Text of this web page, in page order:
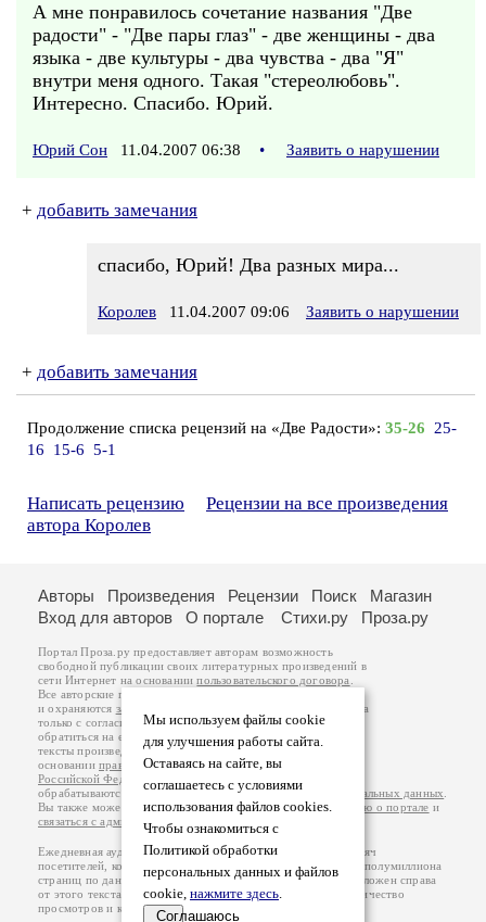
А мне понравилось сочетание названия "Две
радости" - "Две пары глаз" - две женщины - два
языка - две культуры - два чувства - два "Я"
внутри меня одного. Такая "стереолюбовь".
Интересно. Спасибо. Юрий.
Юрий Сон 11.04.2007 06:38 • Заявить о нарушении
+ добавить замечания
спасибо, Юрий! Два разных мира...
Королев 11.04.2007 09:06 Заявить о нарушении
+ добавить замечания
Продолжение списка рецензий на «Две Радости»: 35-26
25-
16
15-6 5-1
Написать рецензию
Рецензии на все произведения
автора Королев
Мы используем файлы cookie
для улучшения работы сайта.
Оставаясь на сайте, вы
соглашаетесь с условиями
использования файлов cookies.
Чтобы ознакомиться с
Политикой обработки
персональных данных и файлов
cookie, нажмите здесь.
Соглашаюсь
Авторы Произведения Рецензии Поиск
Магазин
Вход для авторов
О портале Стихи.ру Проза.ру
Портал Проза.ру предоставляет авторам возможность
свободной публикации своих литературных произведений в
сети Интернет на основаниипользовательского договора
Все авторские права на произведения принадлежат авторам
и охраняются законом
. Перепечатка произведений возможна
только с согласия его автора, к которому вы можете
обратиться на его авторской странице. Ответственность за
тексты произведений авторы несут самостоятельно на
основанииправил публикацииизаконодательства
Российской Федерации
обрабатываются на основанииПолитики обработки персональных данных
Вы также можете посмотреть более подробнуюинформацию о портале и
связаться с администрацией
Ежедневная аудитория портала Проза.ру – порядка 100 тысяч
посетителей, которые в общей сумме просматривают более полумиллиона
страниц по данным счетчика посещаемости, который расположен справа
от этого текста. В каждой графе указано по две цифры: количество
просмотров и количество посетителей.